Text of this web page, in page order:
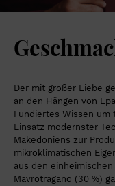
Der mit großer Liebe
an den Hängen von
Fundiertes Wissen
Einsatz modernster
Makedoniens zur
mikroklimatischen
aus den
Mavrotragano (30 %)